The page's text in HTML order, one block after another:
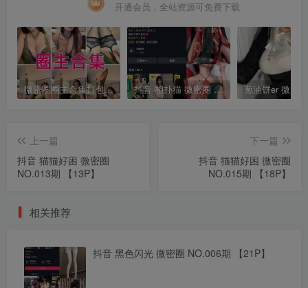
开通会员，全站资源可免费下载
微密圈圈主合集打包下载 持续更新中 抖音 相扑猫 微密圈 嘉宾贴 NO.034期 【15P】最新至：2024.8.20
上一篇
抖音 猫猫好困 微密圈
NO.013期 【13P】
下一篇
抖音 猫猫好困 微密圈
NO.015期 【18P】
相关推荐
抖音 黑色闪光 微密圈 NO.006期 【21P】